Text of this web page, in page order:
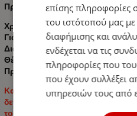
Προδιαγραφές:
Χρώμα: Μαύρο
Για όλα τα αυτοκίνητα: ‎Universal
Διαστάσεις προϊόντος: 90cm
Θέση:
Πίσω μέρος του
Πρόσθετες πληροφορίες:
Κατασκευασμένο από υψηλής
δεν φθείρεται εύκολα από τη
το νερό ή τον ήλιο.
επίσης πληροφορίες
του ιστότοπού μας
διαφήμισης και
ενδέχεται να τις
πληροφορίες που
που έχουν συλλέξει
υπηρεσιών τους από